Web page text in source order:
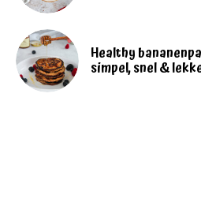
Healthy
simpel, snel &